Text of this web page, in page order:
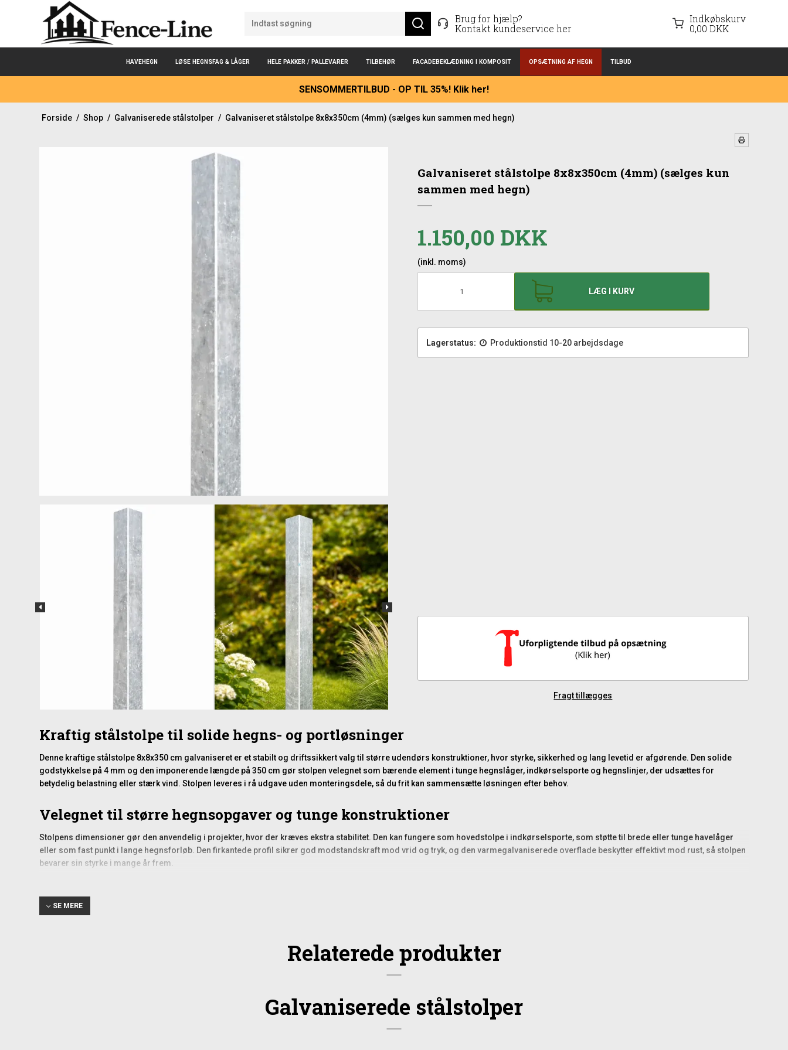
Brug for hjælp?
Kontakt kundeservice her
Indkøbskurv
0,00 DKK
HAVEHEGN LØSE HEGNSFAG & LÅGER HELE PAKKER / PALLEVARER TILBEHØR FACADEBEKLÆDNING I KOMPOSIT OPSÆTNING AF HEGN TILBUD
SENSOMMERTILBUD - OP TIL 35%! Klik her!
Forside / Shop / Galvaniserede stålstolper / Galvaniseret stålstolpe 8x8x350cm (4mm) (sælges kun sammen med hegn)
Galvaniseret stålstolpe 8x8x350cm (4mm) (sælges kun
sammen med hegn)
1.150,00 DKK
(inkl. moms)
LÆG I KURV
Lagerstatus: Produktionstid 10-20 arbejdsdage
Fragt tillægges
Kraftig stålstolpe til solide hegns- og portløsninger
Denne kraftige stålstolpe 8x8x350 cm galvaniseret er et stabilt og driftssikkert valg til større udendørs konstruktioner, hvor styrke, sikkerhed og lang levetid er afgørende. Den solide
godstykkelse på 4 mm og den imponerende længde på 350 cm gør stolpen velegnet som bærende element i tunge hegnslåger, indkørselsporte og hegnslinjer, der udsættes for
betydelig belastning eller stærk vind. Stolpen leveres i rå udgave uden monteringsdele, så du frit kan sammensætte løsningen efter behov.
Velegnet til større hegnsopgaver og tunge konstruktioner
Stolpens dimensioner gør den anvendelig i projekter, hvor der kræves ekstra stabilitet. Den kan fungere som hovedstolpe i indkørselsporte, som støtte til brede eller tunge havelåger
eller som fast punkt i lange hegnsforløb. Den firkantede profil sikrer god modstandskraft mod vrid og tryk, og den varmegalvaniserede overflade beskytter effektivt mod rust, så stolpen
bevarer sin styrke i mange år frem.
sikkerhed og robusthed.
Stolpen leveres uden sideskinner, stolpehat eller skruer. Dette giver fuld fleksibilitet, så du kan tilpasse beslag og tilbehør præcis til det hegns- eller portsystem, du ønsker at montere. Alt
fra forarbejdningen. Det påvirker hverken funktion eller levetid og forsvinder, når stolpens ende indstøbes eller overdækkes.
SE MERE
Relaterede produkter
Galvaniserede stålstolper